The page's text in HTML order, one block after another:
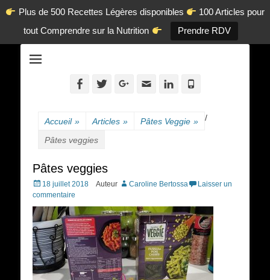
Plus de 500 Recettes Légères disponibles
100 Articles pour
tout Comprendre sur la Nutrition
Prendre RDV
en-ligne.com
Facebook
TwitterGoogleplus
AdresseLinkedin
Accueil » Articles » /
Pâtes Veggie »
Pâtes veggies
Pâtes veggies
Posted
on
18 juillet 2018 Auteur Caroline Bertossa
Laisser un
commentaire